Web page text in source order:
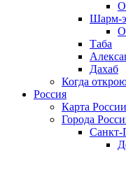
Шарм-
Таба
Дахаб
Когда
Россия
Карта России
Города
Санкт-